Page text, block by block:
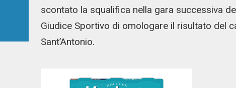
scontato la squalifica nella gara successiva
Giudice Sportivo di omologare il risultato del
Sant’Antonio.